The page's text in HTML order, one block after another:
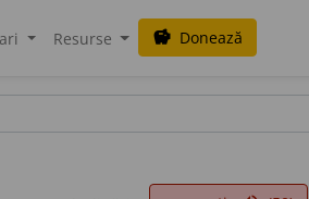
Resurse savings Donează